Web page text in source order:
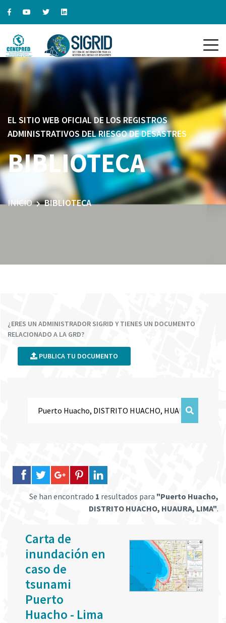
EL SITIO WEB OFICIAL DE LOS REGISTROS
ADMINISTRATIVOS DEL RIESGO DE DESASTRES
BIBLIOTECA
INICIO BIBLIOTECA
¿ERES UN ADMINISTRADOR SIGRID Y TIENES UN DOCUMENTO
RELACIONADO A LA GRD?
PUBLICA TU DOCUMENTO
Se han encontrado 1 resultados para "Puerto Huacho,
DISTRITO HUACHO, HUAURA, LIMA".
Carta de
inundación en
caso de
tsunami
Puerto
Huacho - Lima